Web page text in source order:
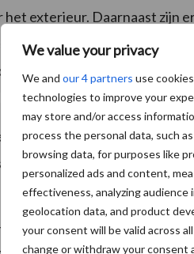
We value your privacy
We and our 4 partners use
technologies to improve your
may store and/or access
process the personal data, such
browsing data, for purposes like
personalized ads and content,
effectiveness, analyzing
geolocation data, and product
your consent will be valid across
change or withdraw your consent
exterieur. Daarnaast zijn
gaat het erom welk kalfje
begeleider de taak zijn of
omgaan met hun dieren.
leek te zien dat het niveau
lof over de kwaliteit. Veel
maken in hun